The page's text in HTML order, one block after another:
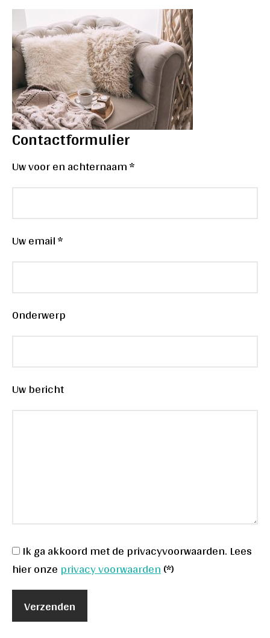
Contactformulier
Uw voor en achternaam *
Uw email *
Onderwerp
Uw bericht
Ik ga akkoord met de privacyvoorwaarden. Lees
hier onze privacy voorwaarden(*)